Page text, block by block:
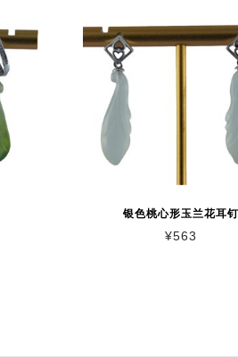
银色桃心形玉兰花耳钉
¥563